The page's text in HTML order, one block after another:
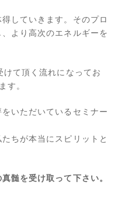
していきます。そのプロ
より高次のエネルギーを
て頂く流れになってお
す。
いただいているセミナー
ちが本当にスピリットと
髄を受け取って下さい。